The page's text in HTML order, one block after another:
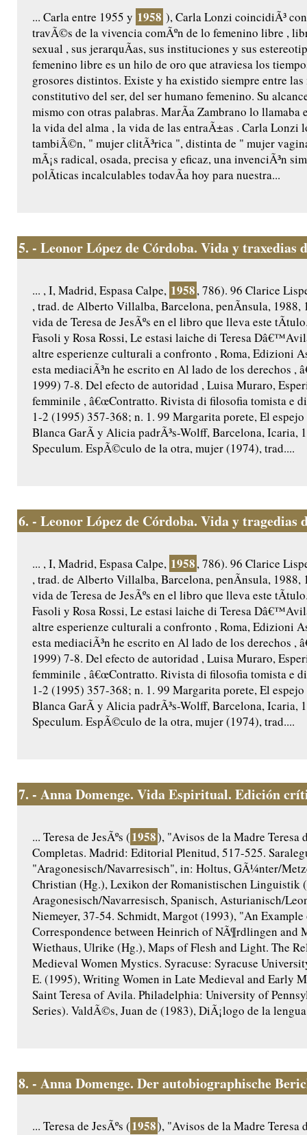
... Carla entre 1955 y 1958 ), Carla Lonzi coincidiÃ³
travÃ©s de la vivencia comÃºn de lo femenino libre ,
sexual , sus jerarquÃ­as, sus instituciones y sus
femenino libre es un hilo de oro que atraviesa los
grosores distintos. Existe y ha existido siempre entre
constitutivo del ser, del ser humano femenino. Su
mismo con otras palabras. MarÃ­a Zambrano lo
la vida del alma , la vida de las entraÃ±as . Carla Lonzi
tambiÃ©n, " mujer clitÃ³rica ", distinta de " mujer
mÃ¡s radical, osada, precisa y eficaz, una invenciÃ³n
polÃ­ticas incalculables todavÃ­a hoy para nuestra...
5. - Leonor López de Córdoba. Vida y traxedias
... , I, Madrid, Espasa Calpe, 1958, 786). 96 Clarice
, trad. de Alberto Villalba, Barcelona, penÃ­nsula, 1988,
vida de Teresa de JesÃºs en el libro que lleva este
Fasoli y Rosa Rossi, Le estasi laiche di Teresa
altre esperienze culturali a confronto , Roma, Edizioni
esta mediaciÃ³n he escrito en Al lado de los derechos
1999) 7-8. Del efecto de autoridad , Luisa Muraro,
femminile , â€œContratto. Rivista di filosofia tomista e
1-2 (1995) 357-368; n. 1. 99 Margarita porete, El
Blanca GarÃ­ y Alicia padrÃ³s-Wolff, Barcelona, Icaria,
Speculum. EspÃ©culo de la otra, mujer (1974), trad....
6. - Leonor López de Córdoba. Vida y tragedias
... , I, Madrid, Espasa Calpe, 1958, 786). 96 Clarice
, trad. de Alberto Villalba, Barcelona, penÃ­nsula, 1988,
vida de Teresa de JesÃºs en el libro que lleva este
Fasoli y Rosa Rossi, Le estasi laiche di Teresa
altre esperienze culturali a confronto , Roma, Edizioni
esta mediaciÃ³n he escrito en Al lado de los derechos
1999) 7-8. Del efecto de autoridad , Luisa Muraro,
femminile , â€œContratto. Rivista di filosofia tomista e
1-2 (1995) 357-368; n. 1. 99 Margarita porete, El
Blanca GarÃ­ y Alicia padrÃ³s-Wolff, Barcelona, Icaria,
Speculum. EspÃ©culo de la otra, mujer (1974), trad....
7. - Anna Domenge. Vida Espiritual. Edición
... Teresa de JesÃºs (1958), "Avisos de la Madre Teresa
Completas. Madrid: Editorial Plenitud, 517-525.
"Aragonesisch/Navarresisch", in: Holtus, GÃ¼nter/
Christian (Hg.), Lexikon der Romanistischen Linguistik
Aragonesisch/Navarresisch, Spanisch, Asturianisch/
Niemeyer, 37-54. Schmidt, Margot (1993), "An
Correspondence between Heinrich of NÃ¶rdlingen and
Wiethaus, Ulrike (Hg.), Maps of Flesh and Light. The
Medieval Women Mystics. Syracuse: Syracuse
E. (1995), Writing Women in Late Medieval and Early
Saint Teresa of Avila. Philadelphia: University of
Series). ValdÃ©s, Juan de (1983), DiÃ¡logo de la
8. - Anna Domenge. Der autobiographische
... Teresa de JesÃºs (1958), "Avisos de la Madre Teresa